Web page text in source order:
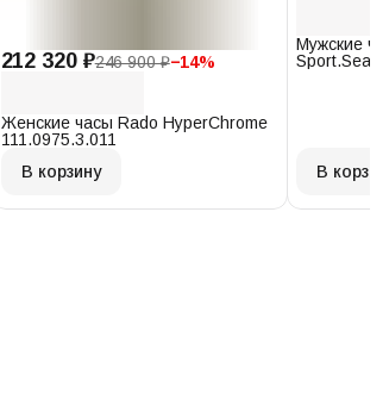
212 320 ₽246 900 ₽−14%
Женские часы Rado HyperChrome
111.0975.3.011
В корзину
Мужские
В